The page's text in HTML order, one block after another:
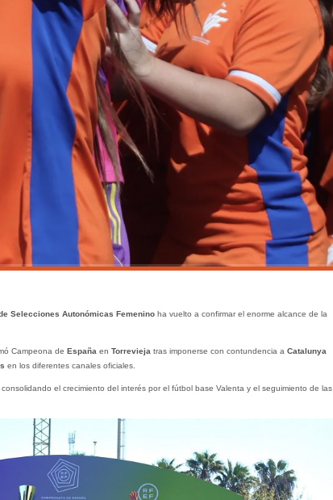
Selecciones Autonómicas Femeninoha vuelto a confirmar el enorme alcance de la
Campeona de España en Torrevieja tras imponerse con contundencia a Catalunya
en los diferentes canales oficiales.
, consolidando el crecimiento del interés por el fútbol base Valenta y el seguimiento de las